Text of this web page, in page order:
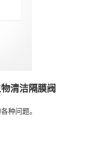
清洁隔膜阀
种问题。